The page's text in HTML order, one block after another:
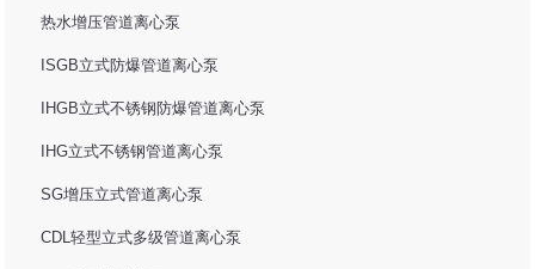
热水增压管道离心泵
ISGB立式防爆管道离心泵
IHGB立式不锈钢防爆管道离心泵
IHG立式不锈钢管道离心泵
SG增压立式管道离心泵
CDL轻型立式多级管道离心泵